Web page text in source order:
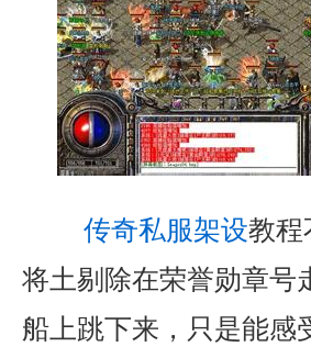
传奇私服架设教程
将土剔除在荣誉勋章号
船上跳下来，只是能感